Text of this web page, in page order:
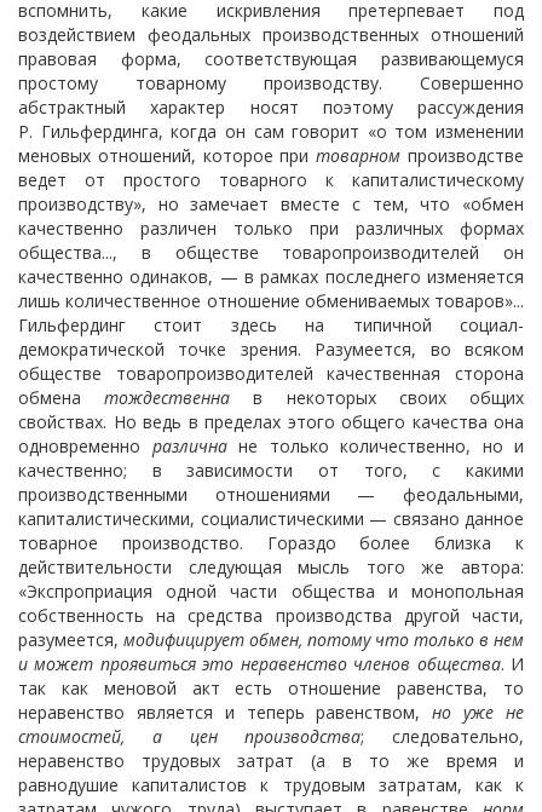
вспомнить, какие искривления претерпевает под
воздействием феодальных производственных отношений
правовая форма, соответствующая развивающемуся
простому товарному производству. Совершенно
абстрактный характер носят поэтому рассуждения
Р. Гильфердинга, когда он сам говорит «о том изменении
меновых отношений, которое притоварном производстве
ведет от простого товарного к капиталистическому
производству», но замечает вместе с тем, что «обмен
качественно различен только при различных формах
общества..., в обществе товаропроизводителей он
качественно одинаков, — в рамках последнего изменяется
лишь количественное отношение обмениваемых товаров»...
Гильфердингстоит здесь на типичной социал-
демократической точке зрения. Разумеется, во всяком
обществе товаропроизводителей качественная сторона
обменатождественна в некоторых своих общих
свойствах. Но ведь в пределах этого общего качества она
одновременно различнане только количественно, но и
качественно; в зависимости от того, с какими
производственными отношениями — феодальными,
капиталистическими, социалистическими — связано данное
товарное производство. Гораздо более близка к
действительности следующая мысль того же автора:
«Экспроприация одной части общества и монопольная
собственность на средства производства другой части,
разумеется, модифицирует обмен, потому что только в нем
и может проявиться это неравенство членов общества. И
так как меновой акт есть отношение равенства, то
неравенство является и теперь равенством,но уже не
стоимостей, а цен производства; следовательно,
неравенство трудовых затрат (а в то же время и
равнодушие капиталистов к трудовым затратам, как к